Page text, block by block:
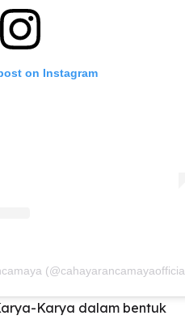
on Instagram
Karya dalam bentuk